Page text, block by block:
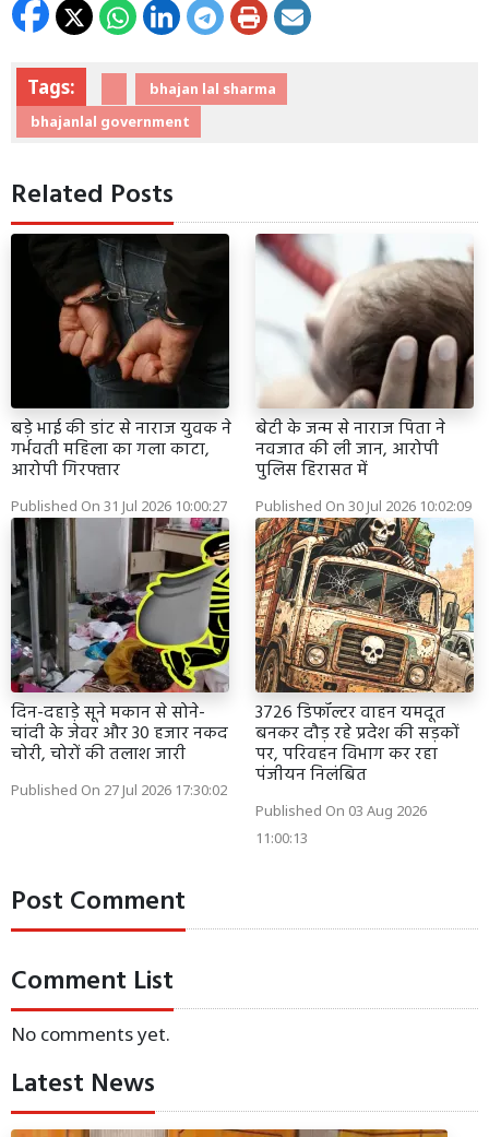
Tags:
bhajan lal sharma
bhajanlal government
Related Posts
बड़े भाई की डांट से नाराज युवक ने
गर्भवती महिला का गला काटा,
आरोपी गिरफ्तार
Published On 31 Jul 2026 10:00:27
बेटी के जन्म से नाराज पिता ने
नवजात की ली जान, आरोपी
पुलिस हिरासत में
Published On 30 Jul 2026 10:02:09
दिन-दहाड़े सूने मकान से सोने-
चांदी के जेवर और 30 हजार नकद
चोरी, चोरों की तलाश जारी
Published On 27 Jul 2026 17:30:02
3726 डिफॉल्टर वाहन यमदूत
बनकर दौड़ रहे प्रदेश की सड़कों
पर, परिवहन विभाग कर रहा
पंजीयन निलंबित
Published On 03 Aug 2026
11:00:13
Post Comment
Comment List
No comments yet.
Latest News